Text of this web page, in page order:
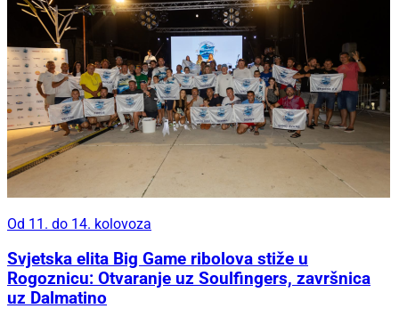
Od 11. do 14. kolovoza
Svjetska elita Big Game ribolova stiže u
Rogoznicu: Otvaranje uz Soulfingers, završnica
uz Dalmatino